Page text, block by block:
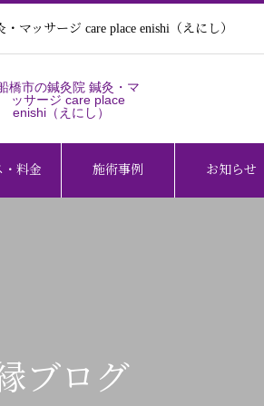
マッサージ care place enishi（えにし）
・料金 施術事例 お知らせ
ブログ